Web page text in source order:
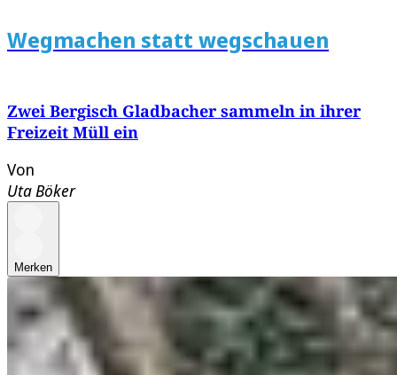
Wegmachen statt wegschauen
Zwei Bergisch Gladbacher sammeln in ihrer
Freizeit Müll ein
Von
Uta Böker
Merken